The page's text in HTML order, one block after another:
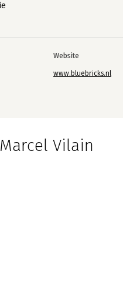
Website
www.bluebricks.nl
Vilain